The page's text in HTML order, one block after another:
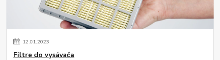
12.01.2023
Filtre do vysávača